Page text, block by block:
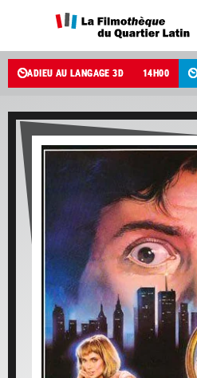
ADIEU AU LANGAGE 3D 14 H00